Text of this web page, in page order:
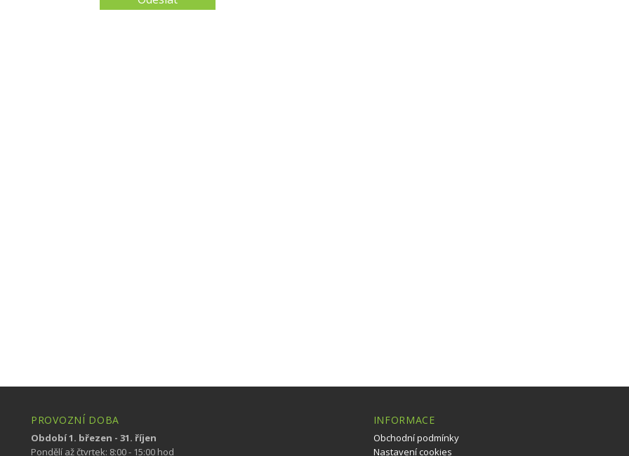
PROVOZNÍ DOBA
Období 1. březen - 31. říjen
Pondělí až čtvrtek: 8:00 - 15:00 hod
INFORMACE
Obchodní podmínky
Nastavení cookies